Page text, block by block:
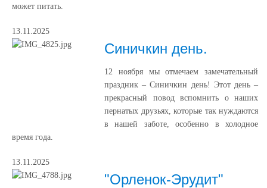
может питать.
13.11.2025
Синичкин день.
12 ноября мы отмечаем замечательный
праздник – Синичкин день! Этот день –
прекрасный повод вспомнить о наших
пернатых друзьях, которые так нуждаются
в нашей заботе, особенно в холодное
время года.
13.11.2025
"Орленок-Эрудит"